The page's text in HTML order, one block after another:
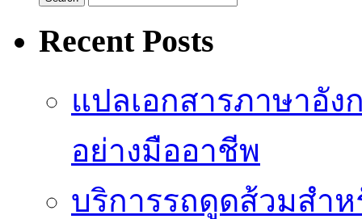
Recent Posts
แปลเอกสารภาษาอั
อย่างมืออาชีพ
บริการรถดูดส้วมสำ